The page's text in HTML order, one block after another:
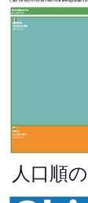
人口順